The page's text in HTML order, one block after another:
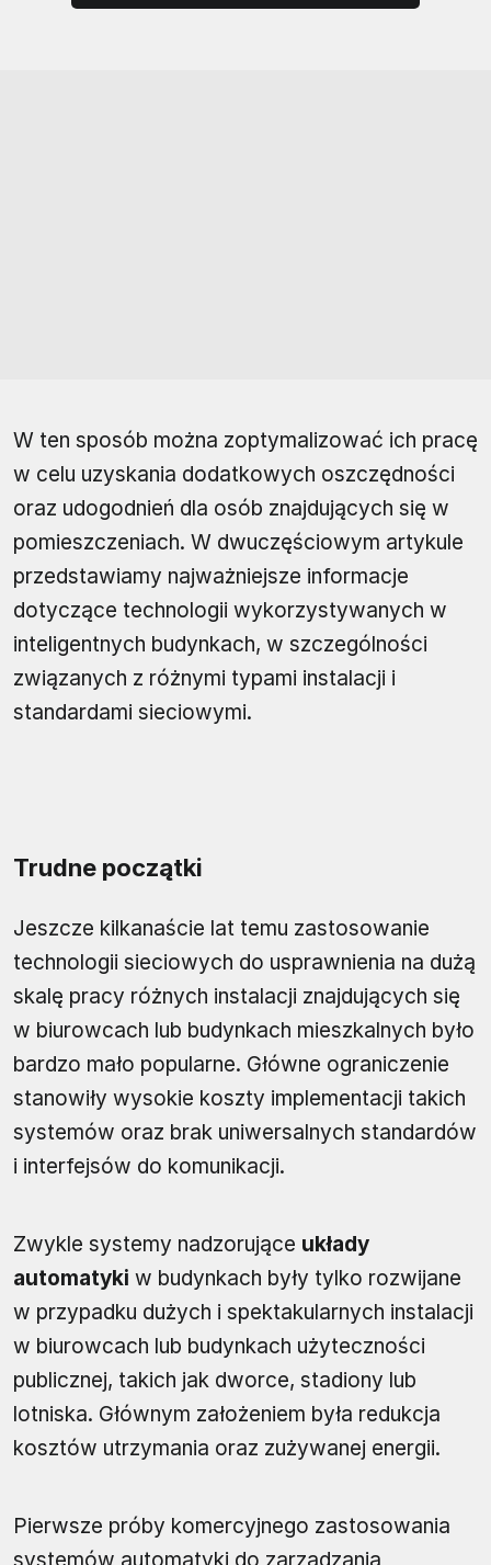
W ten sposób można zoptymalizować ich pracę
w celu uzyskania dodatkowych oszczędności
oraz udogodnień dla osób znajdujących się w
pomieszczeniach. W dwuczęściowym artykule
przedstawiamy najważniejsze informacje
dotyczące technologii wykorzystywanych w
inteligentnych budynkach, w szczególności
związanych z różnymi typami instalacji i
standardami sieciowymi.
Trudne początki
Jeszcze kilkanaście lat temu zastosowanie
technologii sieciowych do usprawnienia na dużą
skalę pracy różnych instalacji znajdujących się
w biurowcach lub budynkach mieszkalnych było
bardzo mało popularne. Główne ograniczenie
stanowiły wysokie koszty implementacji takich
systemów oraz brak uniwersalnych standardów
i interfejsów do komunikacji.
Zwykle systemy nadzorujące układy
automatyki w budynkach były tylko rozwijane
w przypadku dużych i spektakularnych instalacji
w biurowcach lub budynkach użyteczności
publicznej, takich jak dworce, stadiony lub
lotniska. Głównym założeniem była redukcja
kosztów utrzymania oraz zużywanej energii.
Pierwsze próby komercyjnego zastosowania